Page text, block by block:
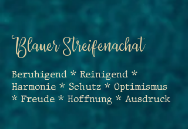
Blauer Streifenachat
Beruhigend * Reinigend *
Harmonie * Schutz * Optimismus
* Freude * Hoffnung * Ausdruck